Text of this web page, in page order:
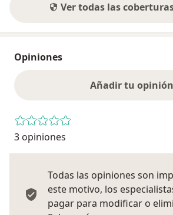
Ver todas las
Opiniones
Añadir tu opinión
3 opiniones
Todas las opiniones son
este motivo, los
pagar para modificar o